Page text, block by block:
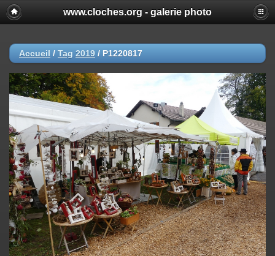
www.cloches.org - galerie photo
Accueil / Tag 2019 / P1220817